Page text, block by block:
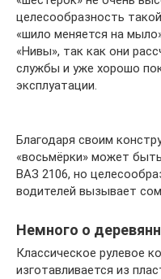
целесообразность
«шило меняется на
«Нивы», так как они
службы и уже хорошо
эксплуатации.
Благодаря своим
«восьмёрки» может
ВАЗ 2106, но
водителей вызывает
Немного о
Классическое рулевое
изготавливается из